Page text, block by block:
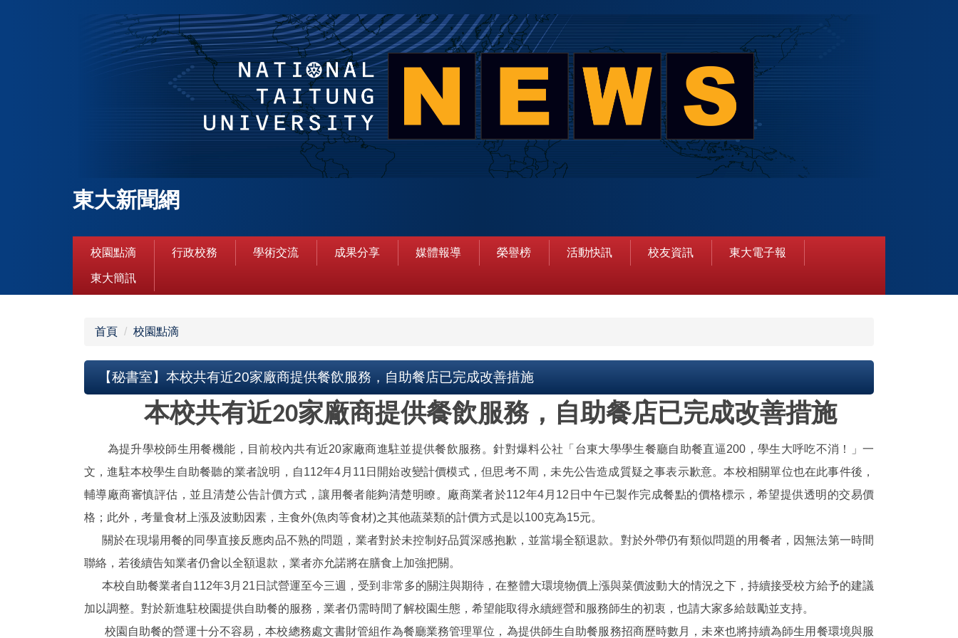
東大新聞網
校園點滴 行政校務 學術交流 成果分享 媒體報導 榮譽榜 活動快訊 校友資訊 東大電子報
東大簡訊
首頁 校園點滴
【秘書室】本校共有近20家廠商提供餐飲服務，自助餐店已完成改善措施
本校共有近20家廠商提供餐飲服務，自助餐店已完成改善措施
為提升學校師生用餐機能，目前校內共有近20家廠商進駐並提供餐飲服務。針對爆料公社「台東大學學生餐廳自助餐直逼200，學生大呼吃不消！」一
文，進駐本校學生自助餐聽的業者說明，自112年4月11日開始改變計價模式，但思考不周，未先公告造成質疑之事表示歉意。本校相關單位也在此事件後，
輔導廠商審慎評估，並且清楚公告計價方式，讓用餐者能夠清楚明瞭。廠商業者於112年4月12日中午已製作完成餐點的價格標示，希望提供透明的交易價
格；此外，考量食材上漲及波動因素，主食外(魚肉等食材)之其他蔬菜類的計價方式是以100克為15元。
關於在現場用餐的同學直接反應肉品不熟的問題，業者對於未控制好品質深感抱歉，並當場全額退款。對於外帶仍有類似問題的用餐者，因無法第一時間
聯絡，若後續告知業者仍會以全額退款，業者亦允諾將在膳食上加強把關。
本校自助餐業者自112年3月21日試營運至今三週，受到非常多的關注與期待，在整體大環境物價上漲與菜價波動大的情況之下，持續接受校方給予的建議
加以調整。對於新進駐校園提供自助餐的服務，業者仍需時間了解校園生態，希望能取得永續經營和服務師生的初衷，也請大家多給鼓勵並支持。
校園自助餐的營運十分不容易，本校總務處文書財管組作為餐廳業務管理單位，為提供師生自助餐服務招商歷時數月，未來也將持續為師生用餐環境與服